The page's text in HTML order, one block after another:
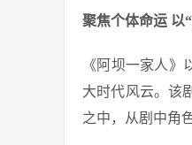
聚焦个体命运 以
《阿坝一家人
大时代风云。该
之中，从剧中角